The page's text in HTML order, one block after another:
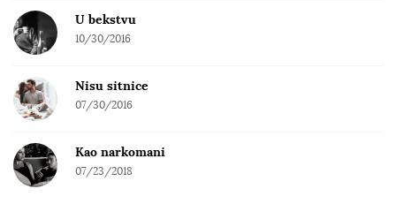
U bekstvu
10/30/2016
Nisu sitnice
07/30/2016
Kao narkomani
07/23/2018